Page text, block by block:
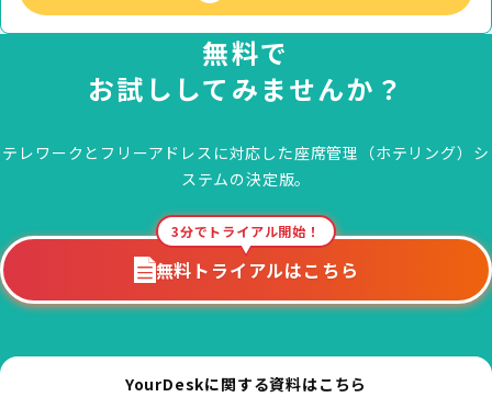
無料で
お試ししてみませんか？
テレワークとフリーアドレスに対応した座席管理（ホテリング）シ
ステムの決定版。
無料トライアルはこちら
3分でトライアル開始！
YourDeskに関する資料はこちら